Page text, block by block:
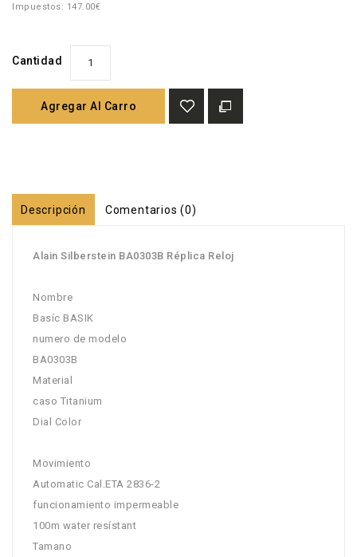
Impuestos: 147.00€
Cantidad
Agregar Al Carro
Descripción Comentarios (0)
Alain Silberstein BA0303B Réplica Reloj
Nombre
Basíc BASIK
numero de modelo
BA0303B
Material
caso Titanium
Dial Color
Movimiento
Automatic Cal.ETA 2836-2
funcionamiento impermeable
100m water resístant
Tamano